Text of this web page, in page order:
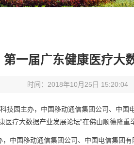
第一届广东健康医疗大
时间：2018年10月25日 15:20:04
技园主办，中国移动通信集团公司、中
疗大数据产业发展论坛”在佛山顺德隆重
中国移动通信集团公司、中国电信集团